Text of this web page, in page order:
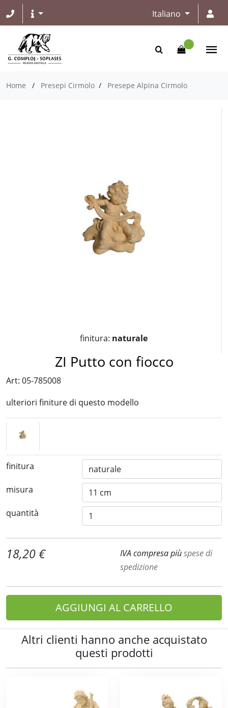
Italiano
Home / Presepi Cirmolo / Presepe Alpina Cirmolo
finitura: naturale
ZI Putto con fiocco
Art: 05-785008
ulteriori finiture di questo modello
finitura
misura
quantità
18,20 € IVA compresa piùspese di
spedizione
AGGIUNGI AL CARRELLO
Altri clienti hanno anche acquistato
questi prodotti